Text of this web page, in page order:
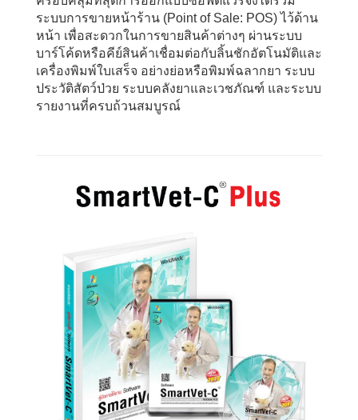
ระบบการขายหน้าร้าน (Point of Sale: POS) ไว้ด้าน
หน้า เพื่อสะดวกในการขายสินค้าต่างๆ ผ่านระบบ
บาร์โค้ดหรือคีย์สินค้าเชื่อมต่อกับลิ้นชักอัตโนมัติและ
เครื่องพิมพ์ใบเสร็จ อย่างย่อหรือพิมพ์ฉลากยา ระบบ
ประวัติสัตว์ป่วย ระบบคลังยาและเวชภัณฑ์ และระบบ
รายงานที่ครบถ้วนสมบูรณ์